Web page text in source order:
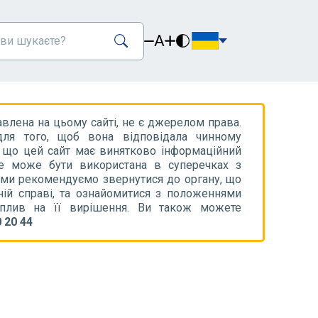
A
на цьому сайті, не є джерелом права.
того, щоб вона відповідала чинному
цей сайт має винятково інформаційний
може бути використана в суперечках з
рекомендуємо звернутися до органу, що
справі, та ознайомитися з положеннями
на її вирішення. Ви також можете
20 44